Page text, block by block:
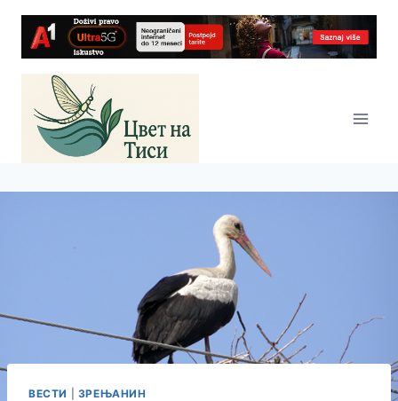
Skip
content
ВЕСТИ ЗРЕЊАНИН